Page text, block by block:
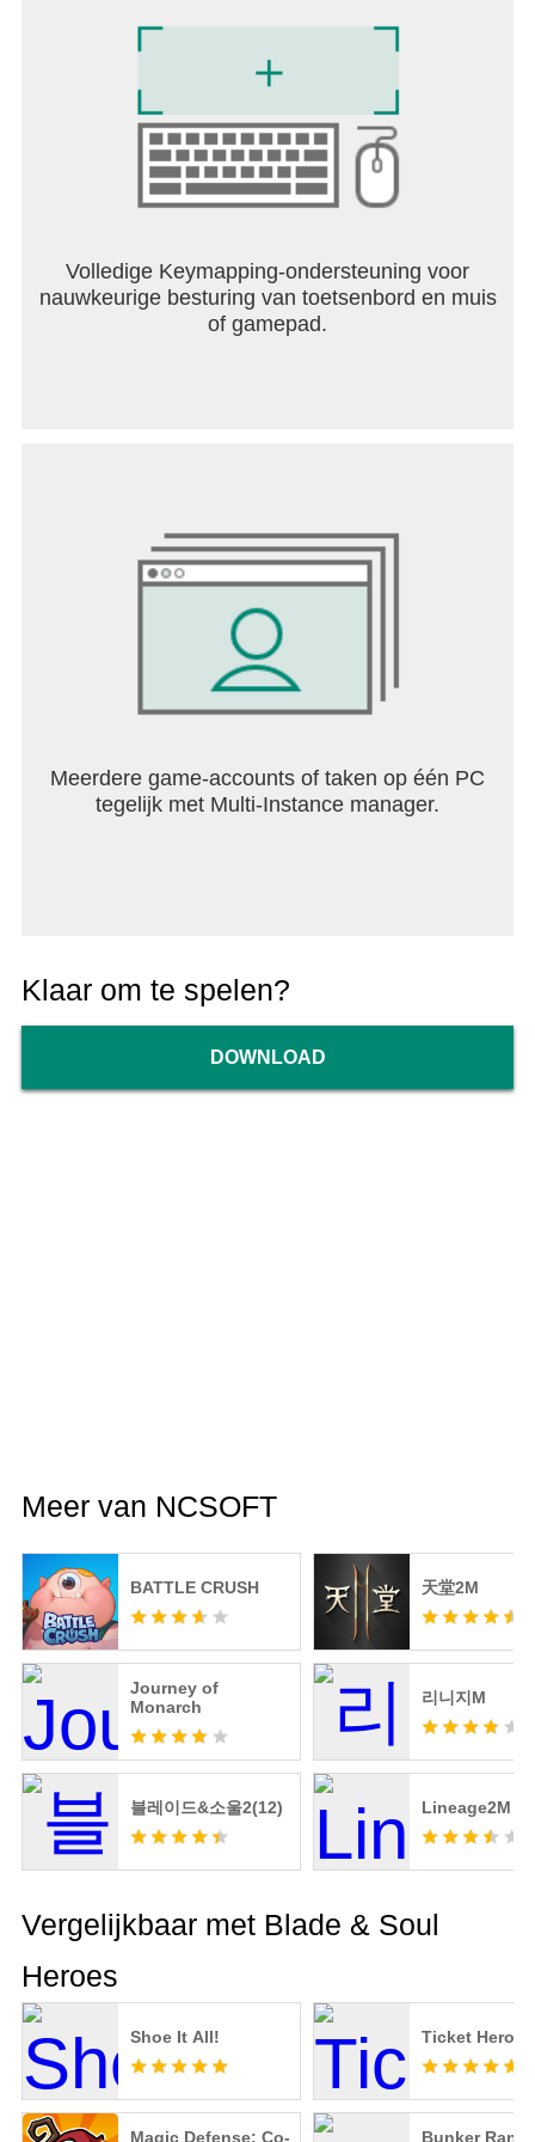
Discord: https://discord.gg/gj7VBPxK8U
Volledige Keymapping-ondersteuning voor
nauwkeurige besturing van toetsenbord en muis
of gamepad.
Meerdere game-accounts of taken op één PC
tegelijk met Multi-Instance manager.
Klaar om te spelen?
DOWNLOAD
Meer van NCSOFT
BATTLE CRUSH 天堂2M
Journey of
Monarch
리니지M
블레이드&소울2(12) Lineage2M
Vergelijkbaar met Blade & Soul
Heroes
Shoe It All! Ticket Hero
Magic Defense: Co- Bunker